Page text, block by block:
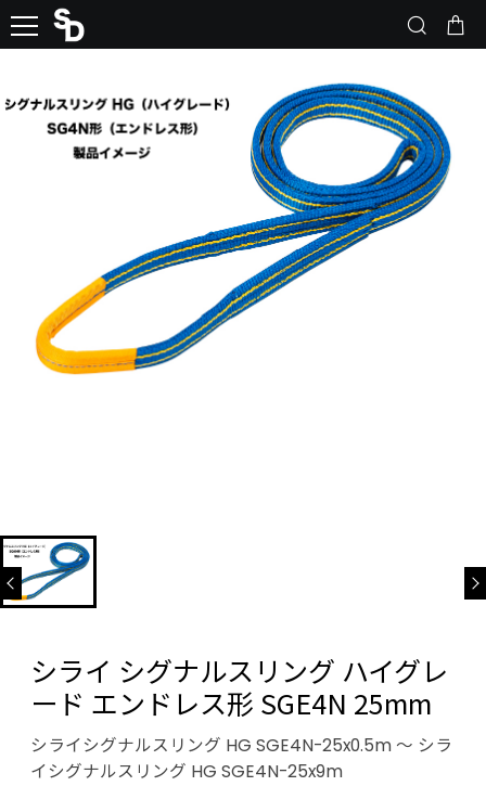
シライ シグナルスリング ハイグレ
ード エンドレス形 SGE4N 25mm
シライシグナルスリング HG SGE4N-25x0.5m ～ シラ
イシグナルスリング HG SGE4N-25x9m